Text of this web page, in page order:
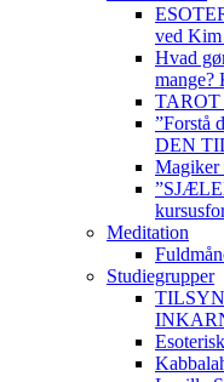
ved Kim
Hvad
mange?
TAROT
”Forstå
DEN
Magiker
Meditation
Studiegrupper